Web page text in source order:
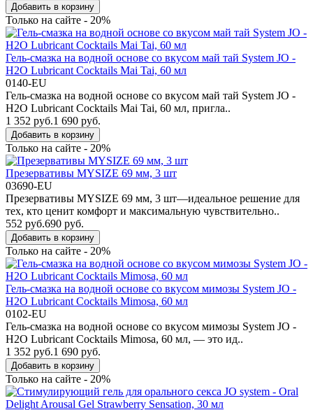
Добавить в корзину
Только на сайте - 20%
Гель-смазка на водной основе со вкусом май тай System JO -
H2O Lubricant Cocktails Mai Tai, 60 мл
0140-EU
Гель-смазка на водной основе со вкусом май тай System JO -
H2O Lubricant Cocktails Mai Tai, 60 мл, пригла..
1 352 руб.1 690 руб.
Добавить в корзину
Только на сайте - 20%
Презервативы MYSIZE 69 мм, 3 шт
03690-EU
Презервативы MYSIZE 69 мм, 3 шт—идеальное решение для
тех, кто ценит комфорт и максимальную чувствительно..
552 руб.690 руб.
Добавить в корзину
Только на сайте - 20%
Гель-смазка на водной основе со вкусом мимозы System JO -
H2O Lubricant Cocktails Mimosa, 60 мл
0102-EU
Гель-смазка на водной основе со вкусом мимозы System JO -
H2O Lubricant Cocktails Mimosa, 60 мл, — это ид..
1 352 руб.1 690 руб.
Добавить в корзину
Только на сайте - 20%